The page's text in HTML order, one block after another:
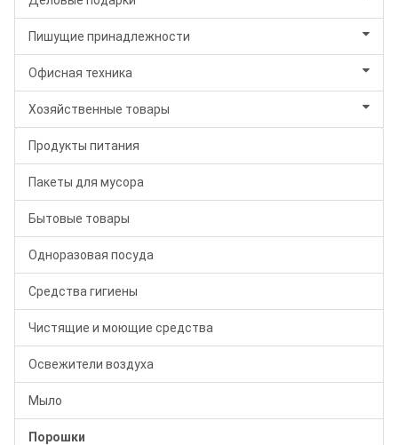
Пишущие принадлежности
Офисная техника
Хозяйственные товары
Продукты питания
Пакеты для мусора
Бытовые товары
Одноразовая посуда
Средства гигиены
Чистящие и моющие средства
Освежители воздуха
Мыло
Порошки